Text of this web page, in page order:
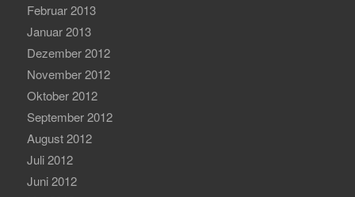
Februar 2013
Januar 2013
Dezember 2012
November 2012
Oktober 2012
September 2012
August 2012
Juli 2012
Juni 2012